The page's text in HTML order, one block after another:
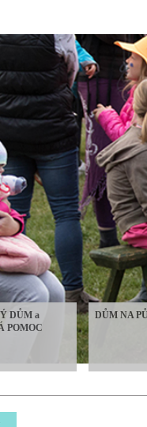
DŮM a
POMOC
DŮM NA